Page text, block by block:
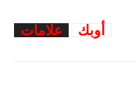
علامات أوبك